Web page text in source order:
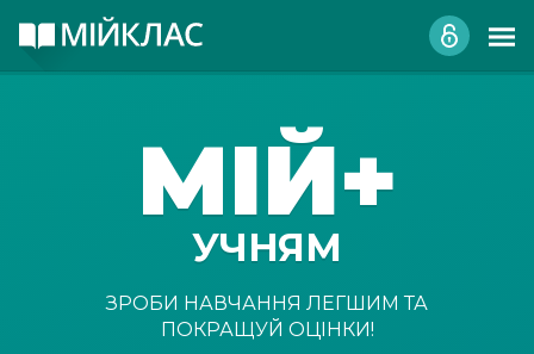
МІЙ+
УЧНЯМ
ЗРОБИ НАВЧАННЯ ЛЕГШИМ ТА
ПОКРАЩУЙ ОЦІНКИ!